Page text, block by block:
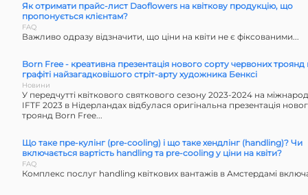
Як отримати прайс-лист Daoflowers на квіткову продукцію, що
пропонується клієнтам?
FAQ
Важливо oдразу відзначити, що ціни на квіти не є фіксованими...
Born Free - креативна презентація нового сорту червоних троянд
графіті найзагадковішого стріт-арту художника Бенксі
Новини
У передчутті квіткового святкового сезону 2023-2024 на
IFTF 2023 в Нідерландах відбулася оригінальна презентація
троянд Born Free...
Що таке пре-кулінг (pre-cooling) і що таке хендлінг (handling)? Чи
включається вартість handling та pre-cooling у ціни на квіти?
FAQ
Комплекс послуг handling квіткових вантажів в Амстердамі